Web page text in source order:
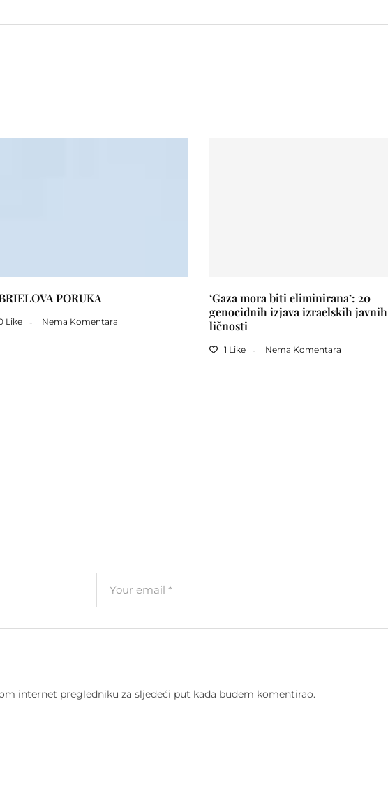
PORUKA
Like Nema Komentara
‘Gaza mora biti eliminirana’: 20
genocidnih izjava izraelskih javnih
ličnosti
1 Like Nema Komentara
internet pregledniku za sljedeći put kada budem komentirao.